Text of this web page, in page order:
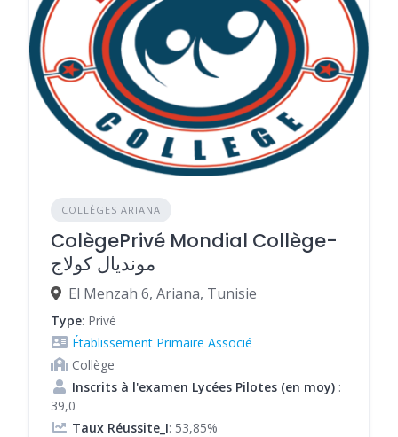
COLLÈGES ARIANA
ColègePrivé Mondial Collège-
مونديال كولاج
El Menzah 6, Ariana, Tunisie
Type: Privé
Établissement Primaire Associé
Collège
Inscrits à l'examen Lycées Pilotes (en moy) :
39,0
Taux Réussite_I: 53,85%